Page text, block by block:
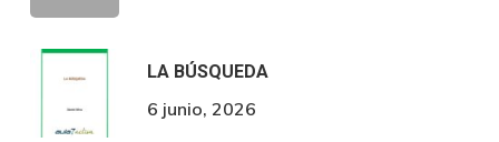
LA BÚSQUEDA
6 junio, 2026